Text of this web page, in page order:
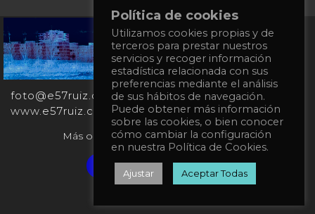
+34
651
862
863
foto@e57ruiz.com
www.e57ruiz.com
Más obras en la galería virtual Singulart:
Verified artist on Singulart
Política de cookies
Utilizamos cookies propias y de
terceros para prestar nuestros
servicios y recoger información
estadística relacionada con sus
preferencias mediante el análisis
de sus hábitos de navegación.
Puede obtener más información
sobre las cookies, o bien conocer
cómo cambiar la configuración
en nuestra Política de Cookies.
Ajustar Aceptar Todas